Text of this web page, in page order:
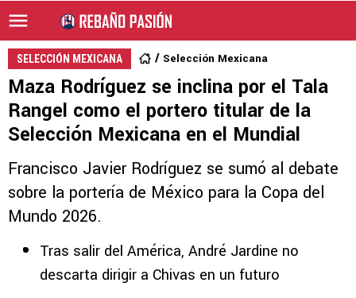
SELECCIÓN MEXICANA Selección Mexicana
Maza Rodríguez se inclina por el Tala
Rangel como el portero titular de la
Selección Mexicana en el Mundial
Francisco Javier Rodríguez se sumó al debate
sobre la portería de México para la Copa del
Mundo 2026.
Tras salir del América, André Jardine no
descarta dirigir a Chivas en un futuro